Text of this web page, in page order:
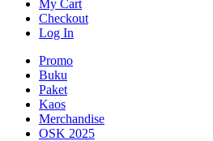
My Cart
Checkout
Log In
Promo
Buku
Paket
Kaos
Merchandise
OSK 2025